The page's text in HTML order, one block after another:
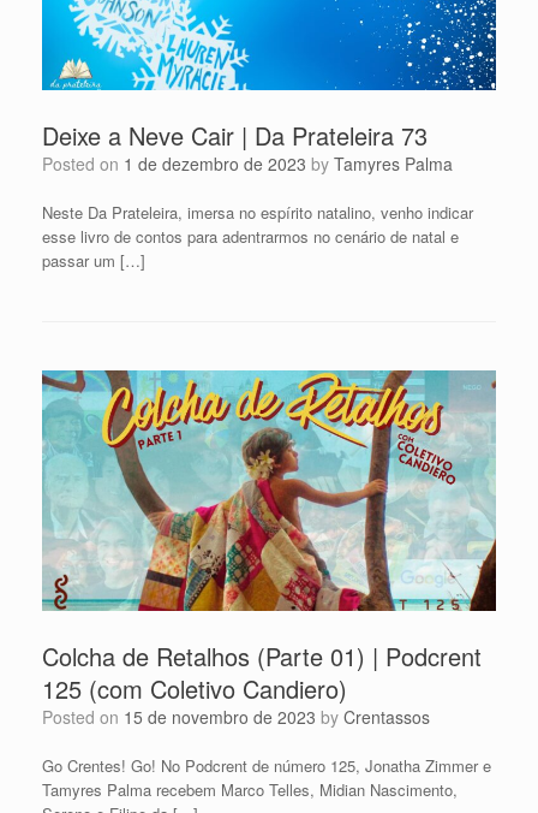
Deixe a Neve Cair | Da Prateleira 73
Posted on 1 de dezembro de 2023 by Tamyres Palma
Neste Da Prateleira, imersa no espírito natalino, venho indicar
esse livro de contos para adentrarmos no cenário de natal e
passar um […]
Colcha de Retalhos (Parte 01) | Podcrent
125 (com Coletivo Candiero)
Posted on 15 de novembro de 2023 by Crentassos
Go Crentes! Go! No Podcrent de número 125, Jonatha Zimmer e
Tamyres Palma recebem Marco Telles, Midian Nascimento,